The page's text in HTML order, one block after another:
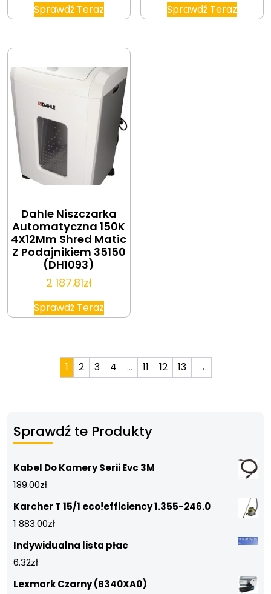
Sprawdź Teraz Sprawdź Teraz
Dahle Niszczarka
Automatyczna 150K
4X12Mm Shred Matic
Z Podajnikiem 35150
(DH1093)
2 187.81zł
Sprawdź Teraz
1 2 3 4 … 11 12 13 →
Sprawdź te Produkty
Kabel Do Kamery Serii Evc 3M
189.00zł
Karcher T 15/1 eco!efficiency 1.355-246.0
1 883.00zł
Indywidualna lista płac
6.32zł
Lexmark Czarny (B340XA0)